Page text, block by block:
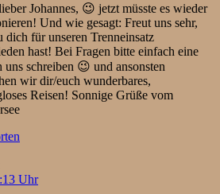
Johannes, 😉 jetzt müsste es wieder
Und wie gesagt: Freut uns sehr,
dich für unseren Trenneinsatz
hast! Bei Fragen bitte einfach eine
uns schreiben 😉 und ansonsten
wir dir/euch wunderbares,
Reisen! Sonnige Grüße vom
Uhr